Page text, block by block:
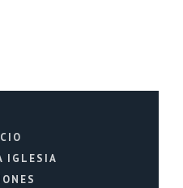
IGLESIA